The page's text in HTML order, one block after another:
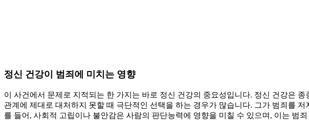
정신 건강이 범죄에 미치는 영향
이 사건에서 문제로 지적되는 한 가지는 바로 정신 건강의 중요성입니다. 정신 건강은
관계에 제대로 대처하지 못할 때 극단적인 선택을 하는 경우가 많습니다. 그가 범죄를
를 들어, 사회적 고립이나 불안감은 사람의 판단능력에 영향을 미칠 수 있으며, 이는 범